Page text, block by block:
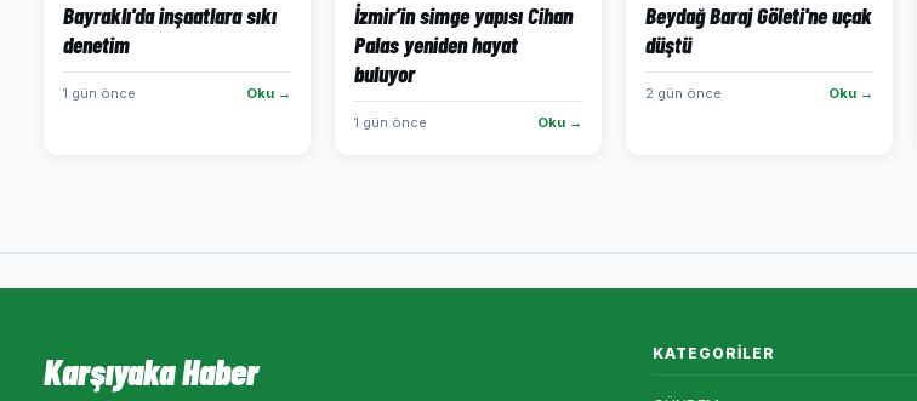
Bayraklı'da inşaatlara sıkı
denetim
1 gün önce Oku →
İzmir’in simge yapısı Cihan
Palas yeniden hayat
buluyor
1 gün önce Oku →
Beydağ Baraj Göleti'ne uçak
düştü
2 gün önce Oku →
Karşıyaka Haber KATEGORILER